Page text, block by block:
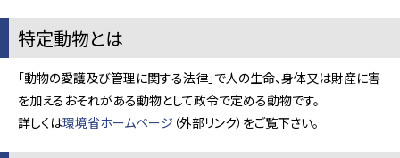
特定動物とは
「動物の愛護及び管理に関する法律」で人の生命、身体又は財産に害
を加えるおそれがある動物として政令で定める動物です。
詳しくは環境省ホームページ （外部リンク）をご覧下さい。